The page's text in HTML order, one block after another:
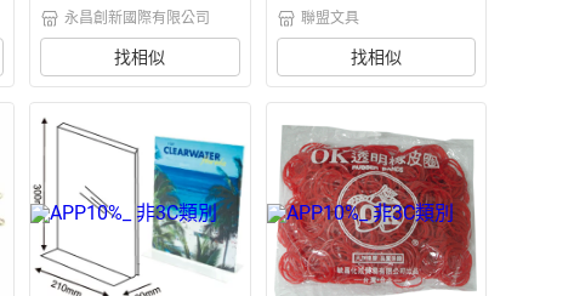
永昌創新國際有限公司
找相似
聯盟文具
找相似